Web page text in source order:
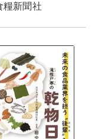
糧新聞社